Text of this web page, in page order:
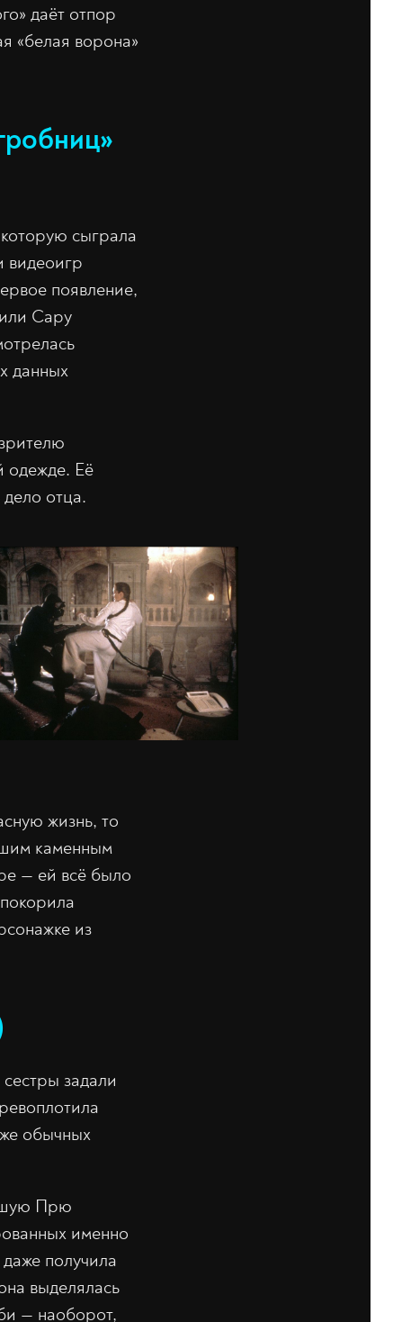
даёт отпор
«белая ворона»
сыграла
видеоигр
появление,
Сару
данных
одежде. Её
отца.
жизнь, то
каменным
— ей всё было
из
задали
обычных
Прю
именно
получила
выделялась
— наоборот,